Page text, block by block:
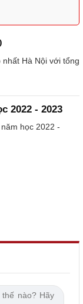
Hà Nội với tổng
2022 - 2023
học 2022 -